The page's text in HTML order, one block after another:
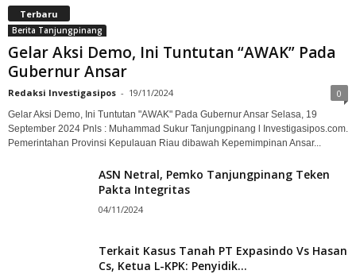
Terbaru
Berita Tanjungpinang
Gelar Aksi Demo, Ini Tuntutan “AWAK” Pada
Gubernur Ansar
Redaksi Investigasipos - 19/11/2024 0
Gelar Aksi Demo, Ini Tuntutan "AWAK" Pada Gubernur Ansar Selasa, 19
September 2024 Pnls : Muhammad Sukur Tanjungpinang l Investigasipos.com.
Pemerintahan Provinsi Kepulauan Riau dibawah Kepemimpinan Ansar...
ASN Netral, Pemko Tanjungpinang Teken
Pakta Integritas
04/11/2024
Terkait Kasus Tanah PT Expasindo Vs Hasan
Cs, Ketua L-KPK: Penyidik...